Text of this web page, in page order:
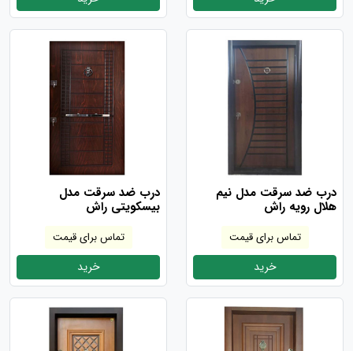
درب ضد سرقت مدل نیم
هلال رویه راش
تماس برای قیمت
خرید
درب ضد سرقت مدل
بیسکویتی راش
تماس برای قیمت
خرید